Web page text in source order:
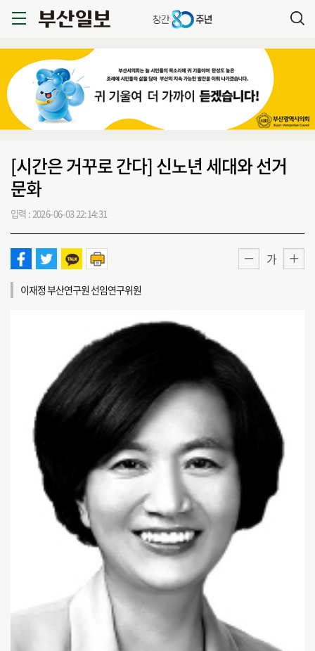
[시간은 거꾸로 간다] 신노년 세대와 선거
문화
입력 : 2026-06-03 22:14:31
가
이재정 부산연구원 선임연구위원